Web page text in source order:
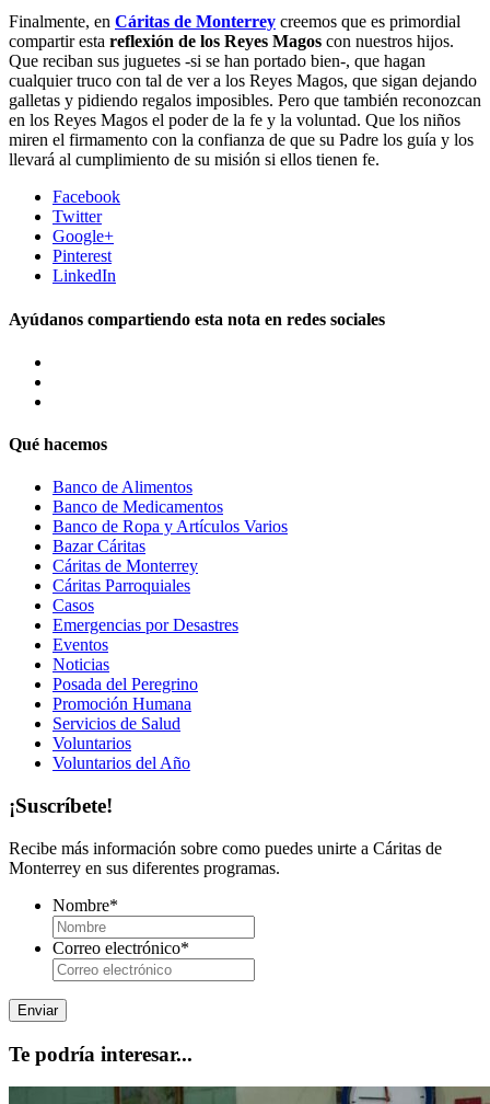
Finalmente, en Cáritas de Monterrey creemos que es primordial
compartir esta reflexión de los Reyes Magos con nuestros hijos.
Que reciban sus juguetes -si se han portado bien-, que hagan
cualquier truco con tal de ver a los Reyes Magos, que sigan dejando
galletas y pidiendo regalos imposibles. Pero que también reconozcan
en los Reyes Magos el poder de la fe y la voluntad. Que los niños
miren el firmamento con la confianza de que su Padre los guía y los
llevará al cumplimiento de su misión si ellos tienen fe.
Facebook
Twitter
Google+
Pinterest
LinkedIn
Ayúdanos compartiendo esta nota en redes sociales
Qué hacemos
Banco de Alimentos
Banco de Medicamentos
Banco de Ropa y Artículos Varios
Bazar Cáritas
Cáritas de Monterrey
Cáritas Parroquiales
Casos
Emergencias por Desastres
Eventos
Noticias
Posada del Peregrino
Promoción Humana
Servicios de Salud
Voluntarios
Voluntarios del Año
¡Suscríbete!
Recibe más información sobre como puedes unirte a Cáritas de
Monterrey en sus diferentes programas.
Nombre*
Correo electrónico*
Te podría interesar...